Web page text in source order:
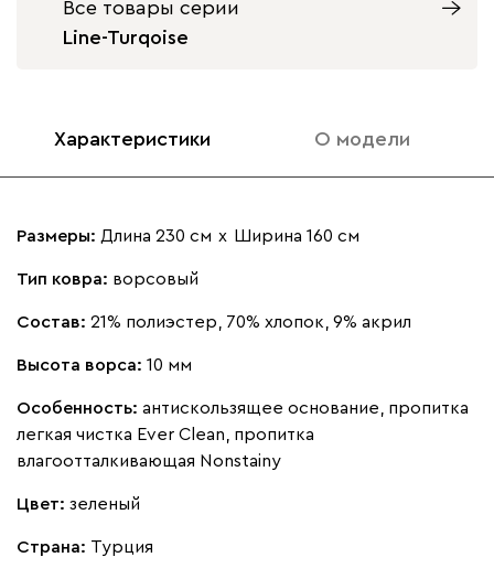
Все товары серии
Line-Turqoise
Характеристики О модели
Размеры: Длина 230 см х Ширина 160 см
Тип ковра: ворсовый
Состав: 21% полиэстер, 70% хлопок, 9% акрил
Высота ворса: 10 мм
Особенность: антискользящее основание, пропитка
легкая чистка Ever Clean, пропитка
влагоотталкивающая Nonstainy
Цвет: зеленый
Страна: Турция